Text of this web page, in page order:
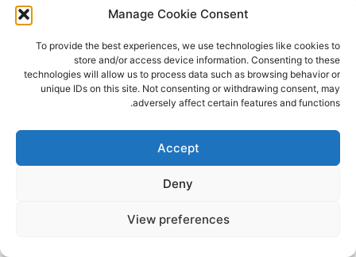
Manage Cookie Consent
To provide the best experiences, we use technologies like cookies to
store and/or access device information. Consenting to these
technologies will allow us to process data such as browsing behavior or
unique IDs on this site. Not consenting or withdrawing consent, may
adversely affect certain features and functions.
Accept
Deny
View preferences
סמל ליאל ויינשטיין ז"ל נרצחה במסיבת הנובה
לפוסט המלא הדלקת נר